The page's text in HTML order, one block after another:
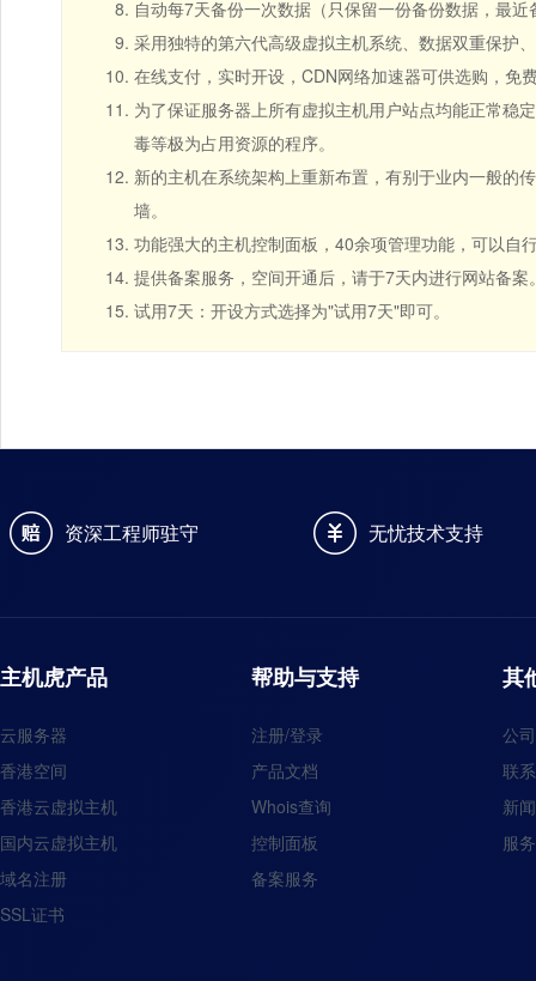
自动每7天备份一次数据（只保留一份备份数据，最
采用独特的第六代高级虚拟主机系统、数据双重保护
在线支付，实时开设，CDN网络加速器可供选购，免
为了保证服务器上所有虚拟主机用户站点均能正常稳
毒等极为占用资源的程序。
新的主机在系统架构上重新布置，有别于业内一般的
墙。
功能强大的主机控制面板，40余项管理功能，可以自
提供备案服务，空间开通后，请于7天内进行网站备案
试用7天：开设方式选择为"试用7天"即可。
资深工程师驻守 无忧技术支持
主机虎产品
云服务器
香港空间
香港云虚拟主机
国内云虚拟主机
域名注册
SSL证书
帮助与支持
注册/登录
产品文档
Whois查询
控制面板
备案服务
其
公
联
新
服